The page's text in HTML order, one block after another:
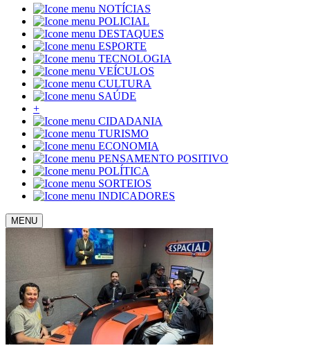
NOTÍCIAS
POLICIAL
DESTAQUES
ESPORTE
TECNOLOGIA
VEÍCULOS
CULTURA
SAÚDE
+
CIDADANIA
TURISMO
ECONOMIA
PENSAMENTO POSITIVO
POLÍTICA
SORTEIOS
INDICADORES
MENU